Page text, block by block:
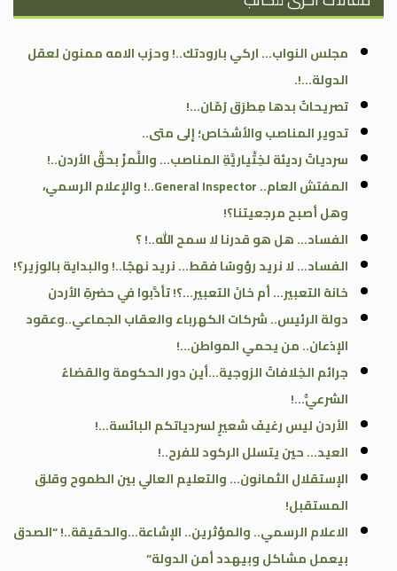
مجلس النواب… اركي بارودتك..! وحزب الامه ممنون لعقل
الدولة…!.
تصريحاتٌ بدها مِطرَق رُمّان…!
تدوير المناصب والأشخاص؛ إلى متى..
سردياتُ رديئة لخِتِّياريَّةِ المناصب… واللَّمزُ بحقِّ الأردن..!
المفتش العام.. General Inspector..! والإعلام الرسمي،
وهل أصبح مرجعيتنا؟!
الفساد… هل هو قدرنا لا سمح الله..! ؟
الفساد… لا نريد رؤوسًا فقط… نريد نهجًا..! والبداية بالوزير؟!
خانهُ التعبير… أم خانَ التعبير…؟! تأدَّبوا في حضرةِ الأردن
دولة الرئيس.. شركات الكهرباء والعقاب الجماعي..وعقود
الإذعان.. من يحمي المواطن…!
جرائم الخِلافاتُ الزوجية…أين دور الحكومة والقضاءُ
الشرعيُّ…!
الأردن ليس رغيفَ شعيرٍ لسردياتكم البائسة…!
العيد… حين يتسلل الركود للفرح..!
الإستقلال الثمانون… والتعليم العالي بين الطموح وقلق
المستقبل!
الاعلام الرسمي.. والمؤثرين.. الإشاعة…والحقيقة..! “الصدق
بيعمل مشاكل وبيهدد أمن الدولة”